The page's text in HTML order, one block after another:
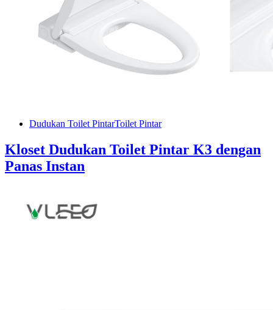
Dudukan Toilet PintarToilet Pintar
Kloset Dudukan Toilet Pintar K3 dengan
Panas Instan